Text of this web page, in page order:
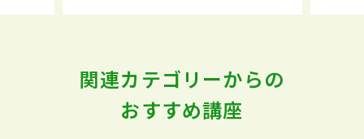
関連カテゴリーからの
おすすめ講座